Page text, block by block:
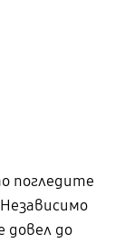
погледите
довел до